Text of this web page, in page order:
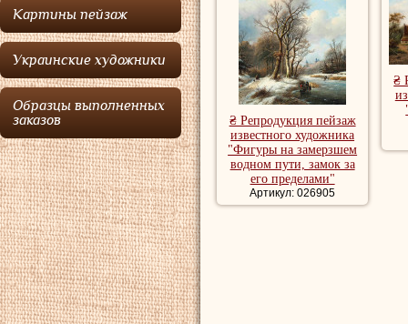
Картины пейзаж
Украинские художники
Образцы выполненных
заказов
пейзажами и
Яна Коенраада
Сполера.
Спохлер Ян
Харлеме 1840-
1853 г.), Гааге
1854-1855.
₴ Репродукция пейзаж
известного художника
"Фигуры на замерзшем
водном пути, замок за
его пределами"
Артикул: 026905
₴